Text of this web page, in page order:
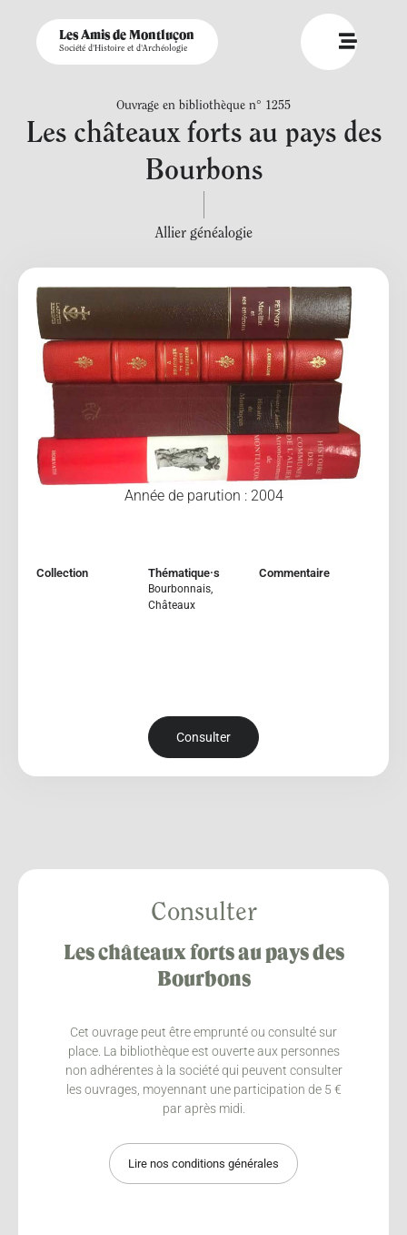
Les Amis de Montluçon
Société d'Histoire et d'Archéologie
Ouvrage en bibliothèque n° 1255
Les châteaux forts au pays des
Bourbons
Allier généalogie
Année de parution : 2004
Collection Thématique·s
Bourbonnais,
Châteaux
Commentaire
Consulter
Consulter
Les châteaux forts au pays des
Bourbons
Cet ouvrage peut être emprunté ou consulté sur
place. La bibliothèque est ouverte aux personnes
non adhérentes à la société qui peuvent consulter
les ouvrages, moyennant une participation de 5 €
par après midi.
Lire nos conditions générales